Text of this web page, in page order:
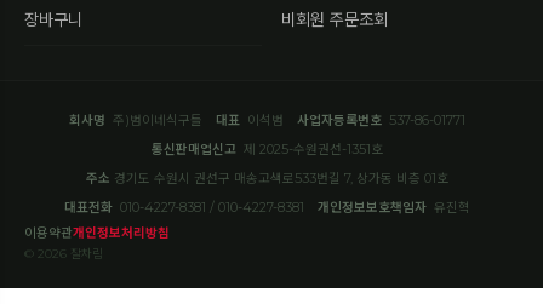
장바구니 비회원 주문조회
회사명 주)범이네식구들 대표 이석범 사업자등록번호 537-86-01771
통신판매업신고 제 2025-수원권선-1351호
주소 경기도 수원시 권선구 매송고색로533번길 7, 상가동 비층 01호
대표전화 010-4227-8381 / 010-4227-8381 개인정보보호책임자 유진혁
이용약관개인정보처리방침
© 2026 잘차림